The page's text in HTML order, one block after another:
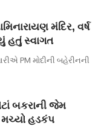
મંદિર, વર્ષ
હતું સ્વાગત
PM મોદીની બહેરીનની
બકરાની જેમ
હડકંપ